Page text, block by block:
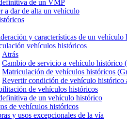
de un VMP
a dar de alta un vehículo
y características de un vehículo
vehículos históricos
Atrás
Cambio de servicio a vehículo histórico
Matriculación de vehículos históricos
Revertir condición de vehículo histórico
de vehículos históricos
de un vehículo histórico
de vehículos históricos
y usos excepcionales de la vía